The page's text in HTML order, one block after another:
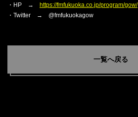
・HP → https://fmfukuoka.co.jp/program/gow/
・Twitter → @fmfukuokagow
一覧へ戻る